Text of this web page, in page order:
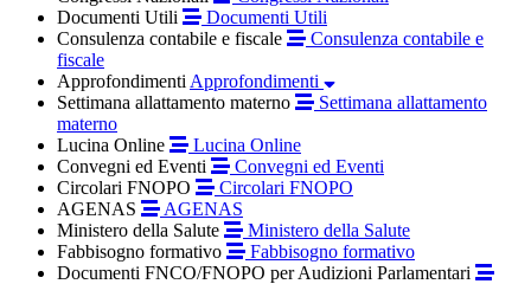
Documenti Utili
Documenti Utili
Consulenza contabile e fiscale
Consulenza contabile e
fiscale
Approfondimenti Approfondimenti
Settimana allattamento materno
Settimana allattamento
materno
Lucina Online
Lucina Online
Convegni ed Eventi
Convegni ed Eventi
Circolari FNOPO
Circolari FNOPO
AGENAS
AGENAS
Ministero della Salute
Ministero della Salute
Fabbisogno formativo
Fabbisogno formativo
Documenti FNCO/FNOPO per Audizioni Parlamentari